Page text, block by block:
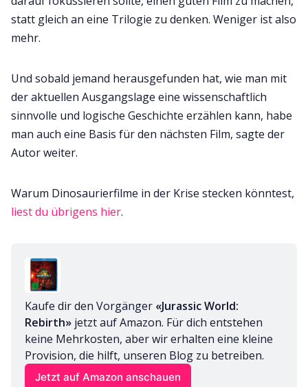
statt gleich an eine Trilogie zu denken. Weniger ist also
mehr.
Und sobald jemand herausgefunden hat, wie man mit
der aktuellen Ausgangslage eine wissenschaftlich
sinnvolle und logische Geschichte erzählen kann, habe
man auch eine Basis für den nächsten Film, sagte der
Autor weiter.
Warum Dinosaurierfilme in der Krise stecken könntest,
liest du übrigens hier.
Kaufe dir den Vorgänger «Jurassic World:
Rebirth» jetzt auf Amazon. Für dich entstehen
keine Mehrkosten, aber wir erhalten eine kleine
Provision, die hilft, unseren Blog zu betreiben.
Jetzt auf Amazon anschauen